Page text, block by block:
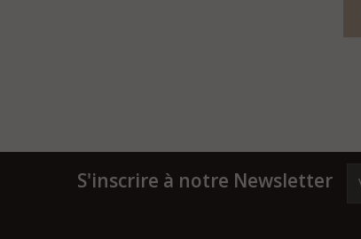
S'inscrire à notre Newsletter